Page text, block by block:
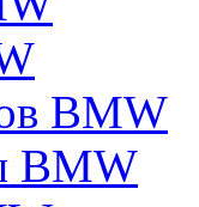
BMW
BMW